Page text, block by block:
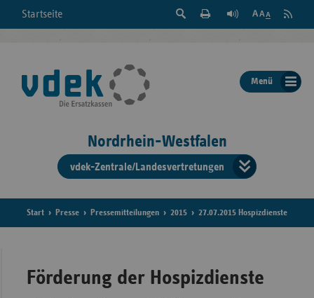
Startseite
Suche
der
Seite
Feed
Menü
Nordrhein-Westfalen
vdek-Zentrale/Landesvertretungen
der
Start Presse Pressemitteilungen 2015 27.07.2015 Hospizdienste
Förderung der Hospizdienste